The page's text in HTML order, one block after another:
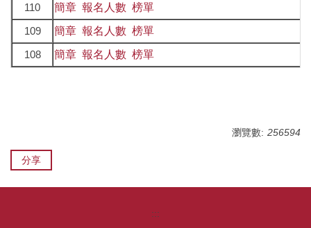
110
簡章 報名人數 榜單
109
簡章 報名人數 榜單
108
簡章 報名人數 榜單
瀏覽數: 256594
分享
:::